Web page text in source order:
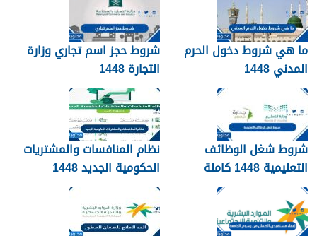
ما هي شروط دخول الحرم
المدني 1448
شروط حجز اسم تجاري وزارة
التجارة 1448
شروط شغل الوظائف
التعليمية 1448 كاملة
نظام المنافسات والمشتريات
الحكومية الجديد 1448